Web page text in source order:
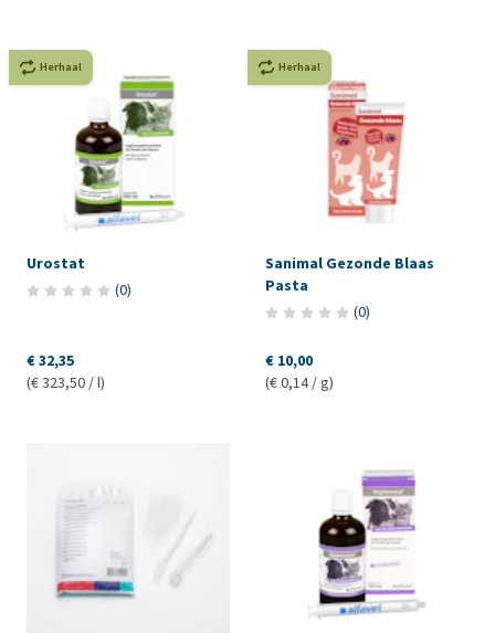
Herhaal
Urostat
(0)
€ 32,35
(€ 323,50 / l)
Herhaal
Sanimal Gezonde Blaas
Pasta
(0)
€ 10,00
(€ 0,14 / g)